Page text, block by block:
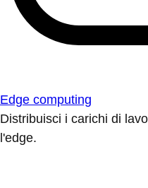
Edge computing
Distribuisci i carichi di
l'edge.